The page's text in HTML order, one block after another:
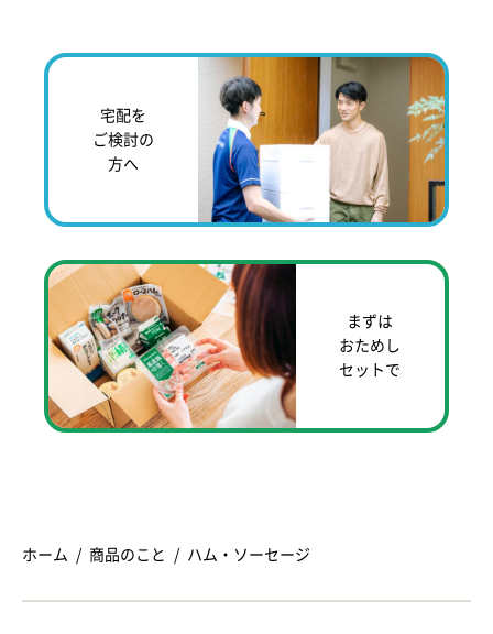
宅配を
ご検討の
方へ
まずは
おためし
セットで
ホーム 商品のこと ハム・ソーセージ